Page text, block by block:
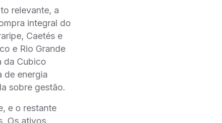
relevante, a
integral do
Caetés e
e Rio Grande
da Cubico
de energia
sobre gestão.
e o restante
Os ativos